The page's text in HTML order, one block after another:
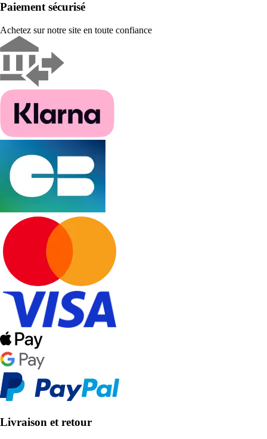
Paiement sécurisé
Achetez sur notre site en toute confiance
Livraison et retour